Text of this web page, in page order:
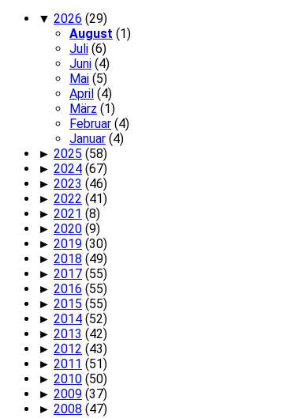
▼ 2026 (29)
August (1)
Juli (6)
Juni (4)
Mai (5)
April (4)
März (1)
Februar (4)
Januar (4)
► 2025 (58)
► 2024 (67)
► 2023 (46)
► 2022 (41)
► 2021 (8)
► 2020 (9)
► 2019 (30)
► 2018 (49)
► 2017 (55)
► 2016 (55)
► 2015 (55)
► 2014 (52)
► 2013 (42)
► 2012 (43)
► 2011 (51)
► 2010 (50)
► 2009 (37)
► 2008 (47)